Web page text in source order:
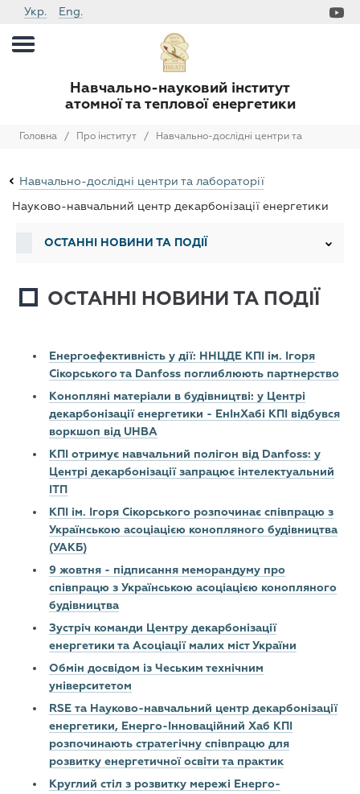
Укр. Eng.
Навчально-науковий інститут
атомної та теплової енергетики
Головна / Про інститут / Навчально-дослідні центри та
енергетики/
Навчально-дослідні центри та лабораторії
Науково-навчальний центр декарбонізації енергетики
ОСТАННІ НОВИНИ ТА ПОДІЇ
ОСТАННІ НОВИНИ ТА ПОДІЇ
Енергоефективність у дії: ННЦДЕ КПІ ім. Ігоря
Сікорського та Danfoss поглиблюють партнерство
Конопляні матеріали в будівництві: у Центрі
декарбонізації енергетики - ЕнІнХабі КПІ відбувся
воркшоп від UHBA
КПІ отримує навчальний полігон від Danfoss: у
Центрі декарбонізації запрацює інтелектуальний
ІТП
КПІ ім. Ігоря Сікорського розпочинає співпрацю з
Українською асоціацією конопляного будівництва
(УАКБ)
9 жовтня - підписання меморандуму про
співпрацю з Українською асоціацією конопляного
будівництва
Зустріч команди Центру декарбонізації
енергетики та Асоціації малих міст України
Обмін досвідом із Чеським технічним
університетом
RSE та Науково-навчальний центр декарбонізації
енергетики, Енерго-Інноваційний Хаб КПІ
розпочинають стратегічну співпрацю для
розвитку енергетичної освіти та практик
Круглий стіл з розвитку мережі Енерго-